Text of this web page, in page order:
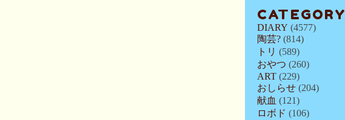
CATEGORY
DIARY (4577)
陶芸? (814)
トリ (589)
おやつ (260)
ART (229)
おしらせ (204)
献血 (121)
ロボド (106)